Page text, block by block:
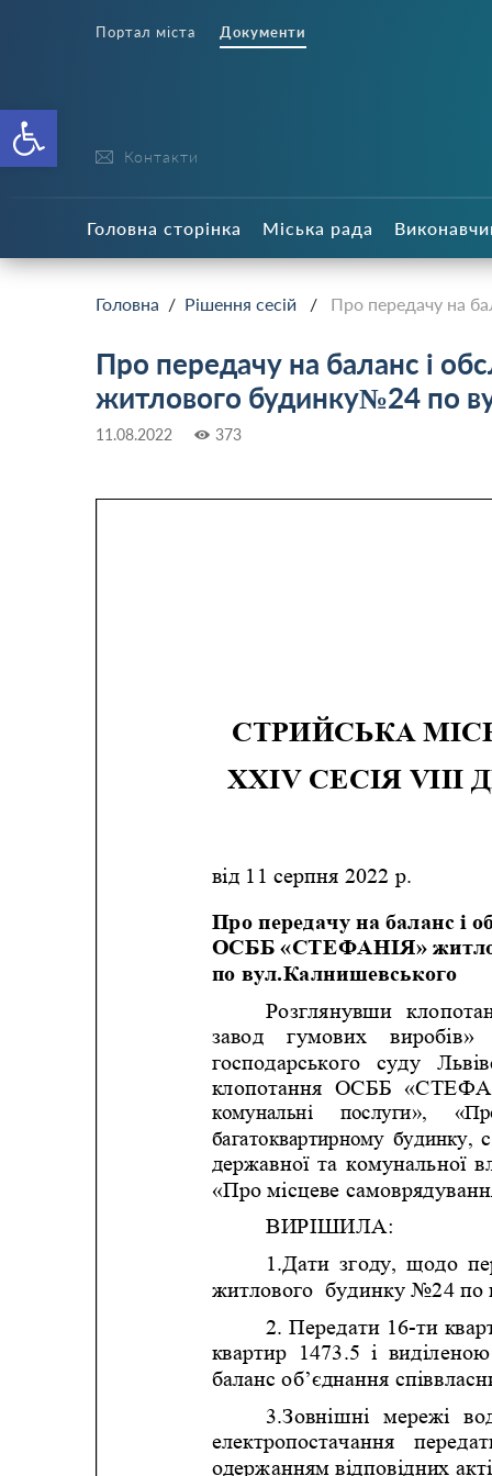
Відкрити Панель
Портал міста Документи
Контакти
Головна сторінка Міська рада
Головна / Рішення сесій / Про передачу на
Про передачу на баланс і
житлового будинку№24 по
11.08.2022 373